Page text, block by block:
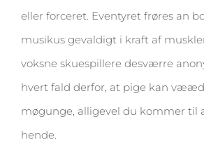
eller forceret. Eventyret frøres an
musikus gevaldigt i kraft af
voksne skuespillere desværre
hvert fald derfor, at pige kan
møgunge, alligevel du kommer til
hende.